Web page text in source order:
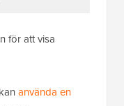
för att visa
använda en